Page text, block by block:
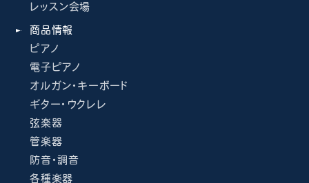
レッスン会場
商品情報
ピアノ
電子ピアノ
オルガン・キーボード
ギター・ウクレレ
弦楽器
管楽器
防音・調音
各種楽器